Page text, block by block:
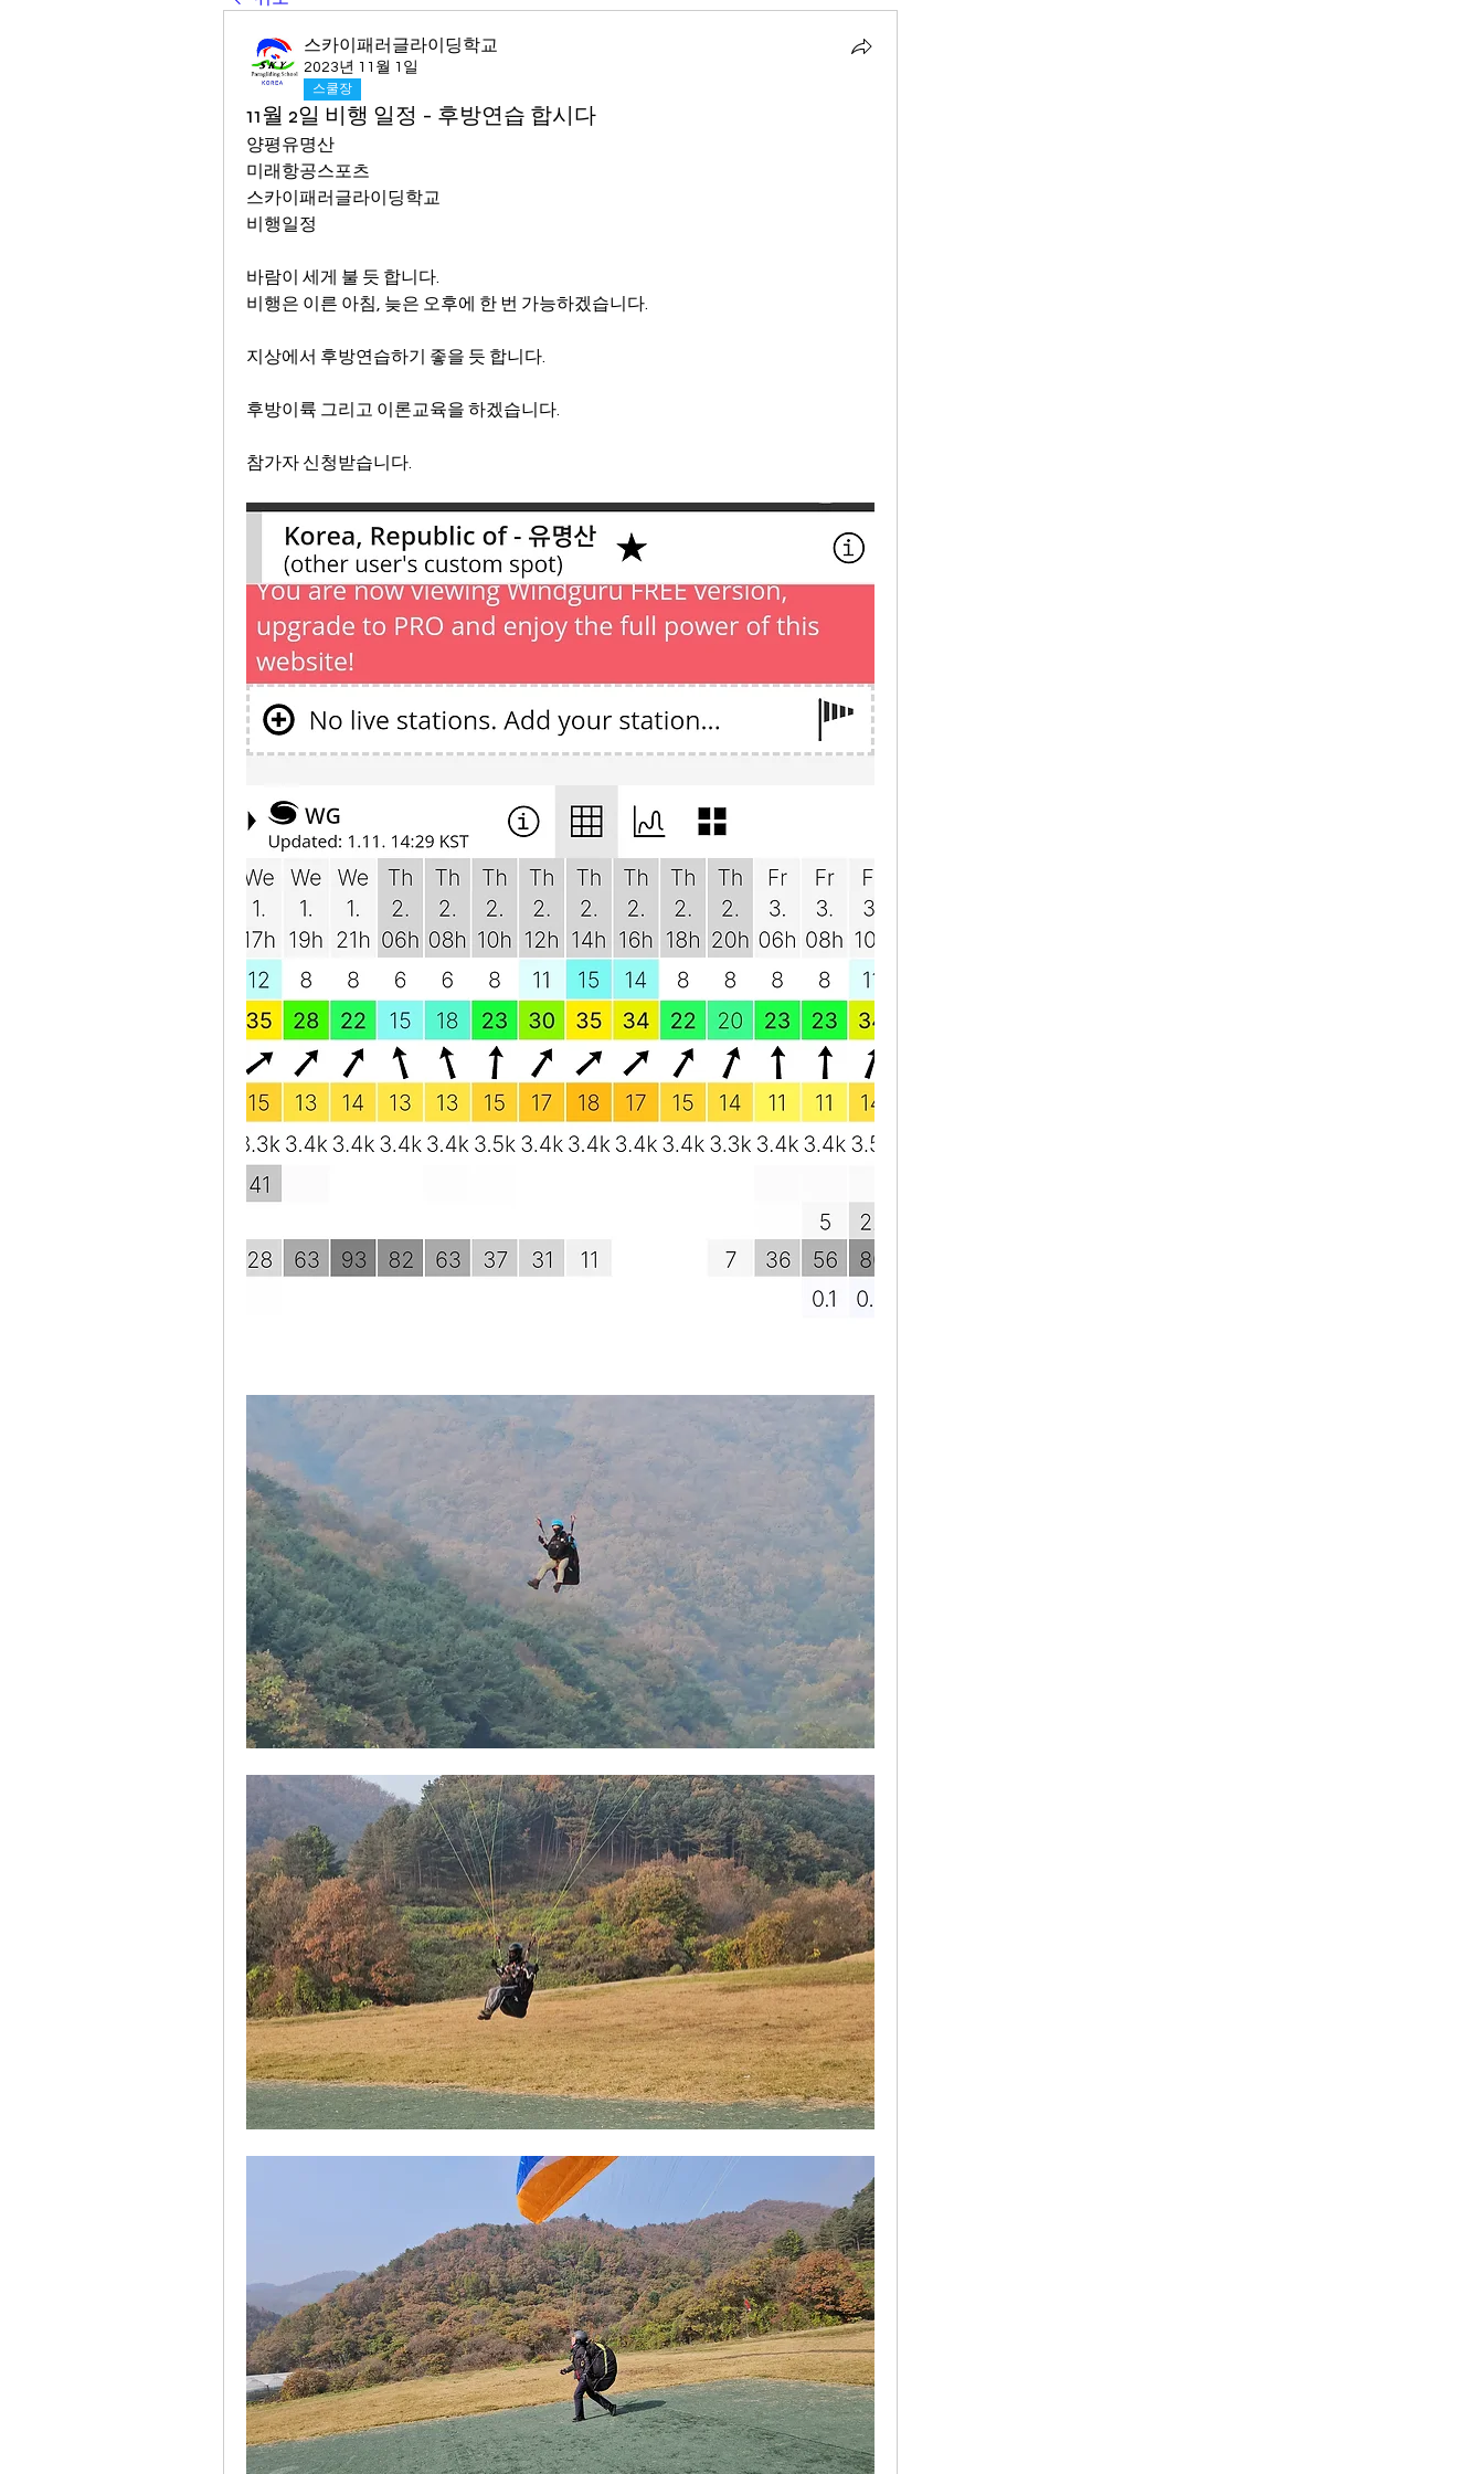
스카이패러글라이딩학교
2023년 11월 1일
스쿨장
11월 2일 비행 일정 - 후방연습 합시다
양평유명산
미래항공스포츠
스카이패러글라이딩학교
비행일정
바람이 세게 불 듯 합니다.
비행은 이른 아침, 늦은 오후에 한 번 가능하겠습니다.
지상에서 후방연습하기 좋을 듯 합니다.
후방이륙 그리고 이론교육을 하겠습니다.
참가자 신청받습니다.